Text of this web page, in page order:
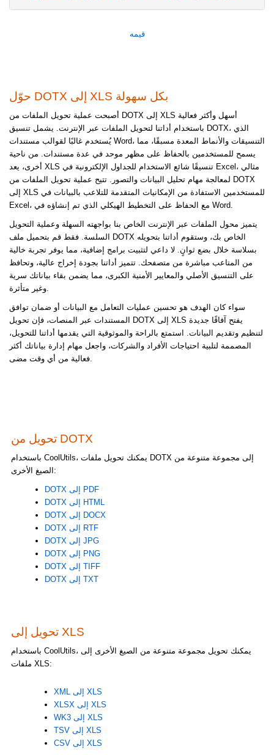
قيمه
حوّل DOTX إلى XLS بكل سهولة
أصبحت عملية تحويل الملفات من DOTX إلى XLS أسهل وأكثر فعالية
باستخدام أداتنا لتحويل الملفات عبر الإنترنت. يشمل تنسيق DOTX، الذي
يُستخدم غالبًا لقوالب مستندات Word، التنسيقات والأنماط المعدة مسبقًا، مما
يسمح للمستخدمين بالحفاظ على مظهر موحد في عدة مستندات. من ناحية
أخرى، يعد XLS تنسيقًا شائع الاستخدام للجداول الإلكترونية في Excel، مثالي
لمعالجة مهام تحليل البيانات والتصور. تتيح عملية تحويل الملفات من DOTX
إلى XLS للمستخدمين الاستفادة من الإمكانيات المتقدمة للتلاعب بالبيانات في
Excel، مع الحفاظ على التخطيط الهيكلي الذي تم إنشاؤه في Word.
يتميز محول الملفات عبر الإنترنت الخاص بنا بواجهته السهلة وعملية التحويل
السلسة. فقط قم بتحميل ملف DOTX الخاص بك، وستقوم أداتنا بتحويله
بسلاسة خلال بضع ثوانٍ. لا داعي لتثبيت برامج إضافية، مما يوفر تجربة خالية
من المتاعب مباشرة من متصفحك. تتميز أداتنا بجودة إخراج عالية، وتحافظ
على التنسيق الأصلي والمعايير الأمنية الكبرى، مما يضمن بقاء بياناتك سرية
وغير متأثرة.
سواء كان الهدف هو تحسين عمليات التعامل مع البيانات أو ضمان توافق
المستندات عبر المنصات، فإن تحويل DOTX إلى XLS يفتح آفاقًا جديدة
لتنظيم وتقديم البيانات. استمتع بالراحة والموثوقية التي يقدمها أداتنا للتحويل،
المصممة لتلبية احتياجات الأفراد والشركات، واجعل مهام إدارة بياناتك أكثر
فعالية من أي وقت مضى.
تحويل من DOTX
باستخدام CoolUtils، يمكنك تحويل ملفات DOTX إلى مجموعة متنوعة من
الصيغ الأخرى:
DOTX إلى PDF
DOTX إلى HTML
DOTX إلى DOCX
DOTX إلى RTF
DOTX إلى JPG
DOTX إلى PNG
DOTX إلى TIFF
DOTX إلى TXT
تحويل إلى XLS
باستخدام CoolUtils، يمكنك تحويل مجموعة متنوعة من الصيغ الأخرى إلى
ملفات XLS:
XML إلى XLS
XLSX إلى XLS
WK3 إلى XLS
TSV إلى XLS
CSV إلى XLS